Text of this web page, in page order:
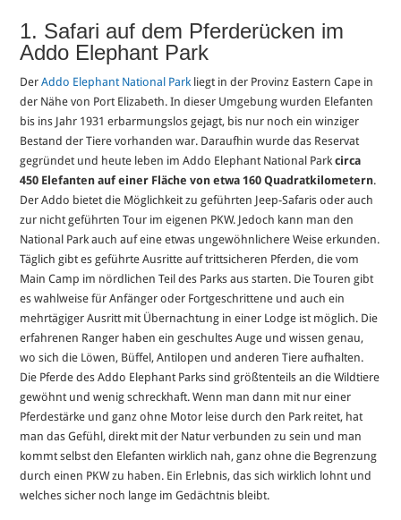
1. Safari auf dem Pferderücken im
Addo Elephant Park
DerAddo Elephant National Park liegt in der Provinz Eastern Cape in
der Nähe von Port Elizabeth. In dieser Umgebung wurden Elefanten
bis ins Jahr 1931 erbarmungslos gejagt, bis nur noch ein winziger
Bestand der Tiere vorhanden war. Daraufhin wurde das Reservat
gegründet und heute leben im Addo Elephant National Parkcirca
450 Elefanten auf einer Fläche von etwa 160 Quadratkilometern.
Der Addo bietet die Möglichkeit zu geführten Jeep-Safaris oder auch
zur nicht geführten Tour im eigenen PKW. Jedoch kann man den
National Park auch auf eine etwas ungewöhnlichere Weise erkunden.
Täglich gibt es geführte Ausritte auf trittsicheren Pferden, die vom
Main Camp im nördlichen Teil des Parks aus starten. Die Touren gibt
es wahlweise für Anfänger oder Fortgeschrittene und auch ein
mehrtägiger Ausritt mit Übernachtung in einer Lodge ist möglich. Die
erfahrenen Ranger haben ein geschultes Auge und wissen genau,
wo sich die Löwen, Büffel, Antilopen und anderen Tiere aufhalten.
Die Pferde des Addo Elephant Parks sind größtenteils an die Wildtiere
gewöhnt und wenig schreckhaft. Wenn man dann mit nur einer
Pferdestärke und ganz ohne Motor leise durch den Park reitet, hat
man das Gefühl, direkt mit der Natur verbunden zu sein und man
kommt selbst den Elefanten wirklich nah, ganz ohne die Begrenzung
durch einen PKW zu haben. Ein Erlebnis, das sich wirklich lohnt und
welches sicher noch lange im Gedächtnis bleibt.